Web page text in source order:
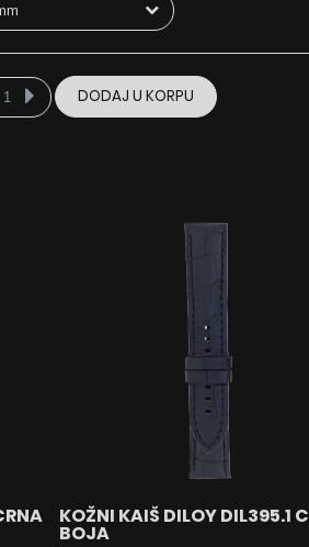
DODAJ U KORPU
KOŽNI KAIŠ DILOY DIL395.1
BOJA